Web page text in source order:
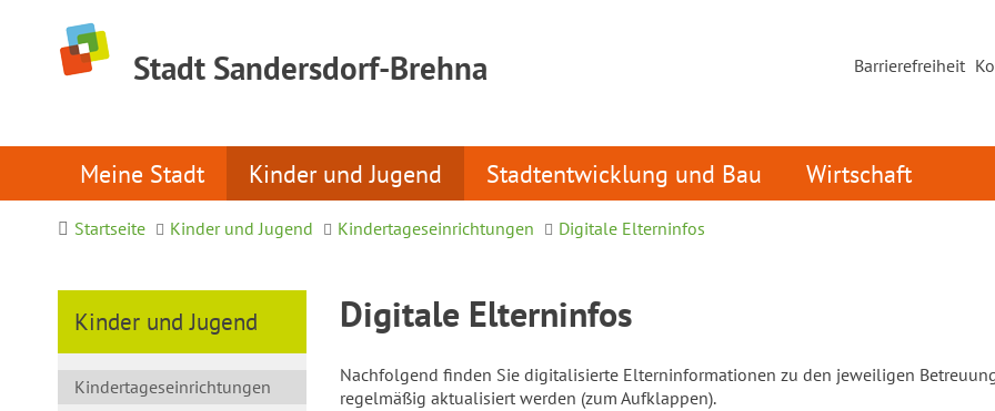
Stadt Sandersdorf-Brehna Barrierefreiheit
Meine Stadt Kinder und Jugend Stadtentwicklung und Bau Wirtschaft
Startseite Kinder und Jugend Kindertageseinrichtungen Digitale Elterninfos
Kinder und Jugend
Kindertageseinrichtungen
Digitale Elterninfos
Nachfolgend finden Sie digitalisierte Elterninformationen zu den jeweiligen
regelmäßig aktualisiert werden (zum Aufklappen).